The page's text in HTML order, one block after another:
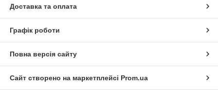
Доставка та оплата
Графік роботи
Повна версія сайту
Сайт створено на маркетплейсі Prom.ua